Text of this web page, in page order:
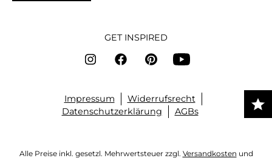
GET INSPIRED
Impressum
Widerrufsrecht
Datenschutzerklärung
AGBs
Alle Preise inkl. gesetzl. Mehrwertsteuer zzgl. Versandkosten und